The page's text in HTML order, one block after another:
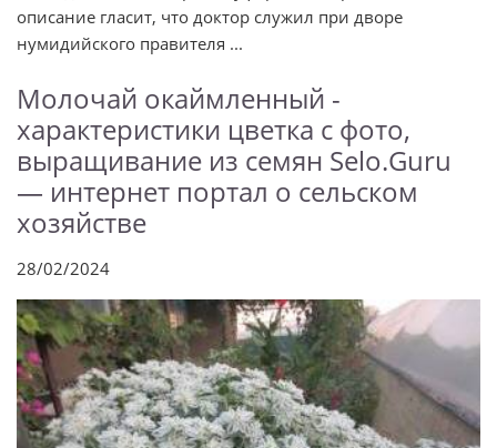
описание гласит, что доктор служил при дворе
нумидийского правителя ...
Молочай окаймленный -
характеристики цветка с фото,
выращивание из семян Selo.Guru
— интернет портал о сельском
хозяйстве
28/02/2024